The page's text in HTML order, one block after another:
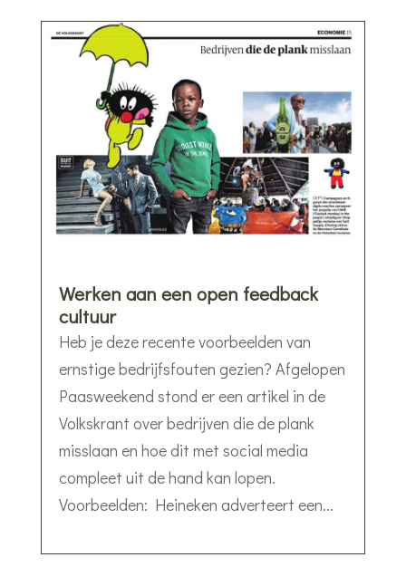
Werken aan een open feedback
cultuur
Heb je deze recente voorbeelden van
ernstige bedrijfsfouten gezien? Afgelopen
Paasweekend stond er een artikel in de
Volkskrant over bedrijven die de plank
misslaan en hoe dit met social media
compleet uit de hand kan lopen.
Voorbeelden: Heineken adverteert een...